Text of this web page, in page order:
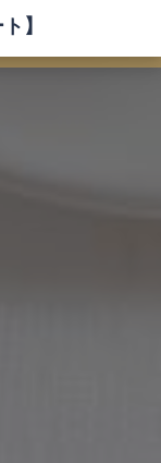
】